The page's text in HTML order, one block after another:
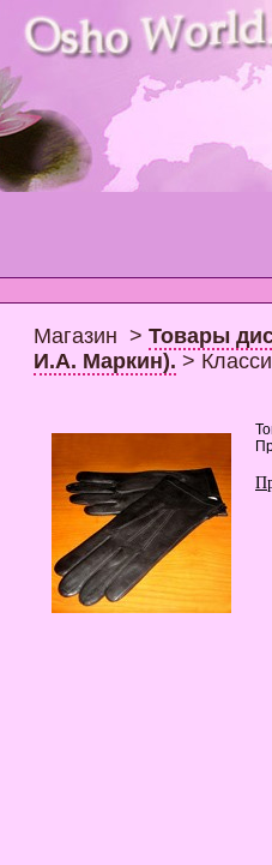
Магазин > Товары
И.А. Маркин). >